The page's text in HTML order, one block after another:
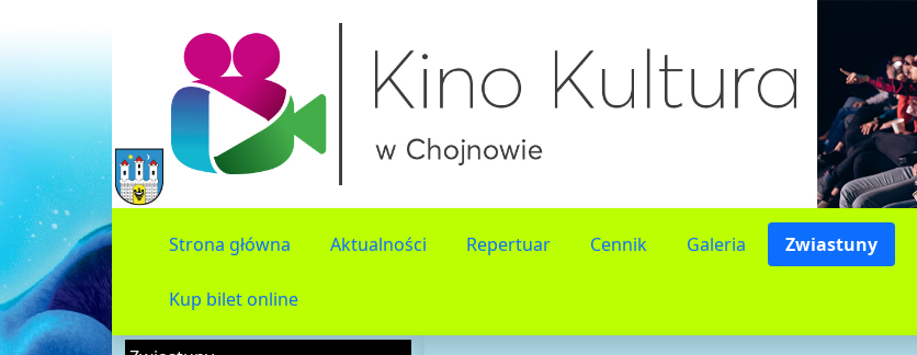
Strona główna Aktualności Repertuar Cennik Galeria Zwiastuny
Kup bilet online